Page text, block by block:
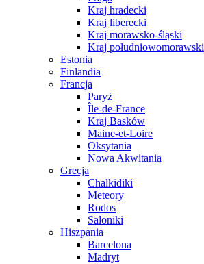
Kraj hradecki
Kraj liberecki
Kraj morawsko-śląski
Kraj południowomorawski
Estonia
Finlandia
Francja
Paryż
Île-de-France
Kraj Basków
Maine-et-Loire
Oksytania
Nowa Akwitania
Grecja
Chalkidiki
Meteory
Rodos
Saloniki
Hiszpania
Barcelona
Madryt